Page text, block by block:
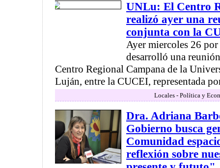
UNLu: El Centro
realizó ayer una
conjunta con la
Ayer miercoles 26 por
desarrolló una
Centro Regional Campana de la
Luján, entre la CUCEI, representada
Locales - Política y
Dra. Adriana
Gobierno busca
Comunidad
reflexión sobre